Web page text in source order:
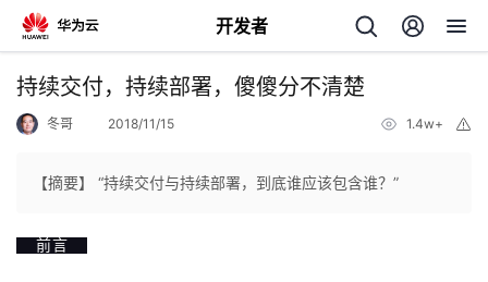
开发者
返
个
持续交付，持续部署，傻傻分不清楚
冬哥 2018/11/15 1.4w+
【摘要】 “持续交付与持续部署，到底谁应该包含谁？”
前言